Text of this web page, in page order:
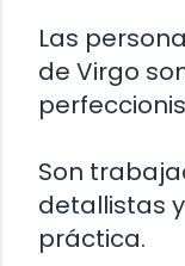
Las
de Virgo
Son
detallistas
práctica.